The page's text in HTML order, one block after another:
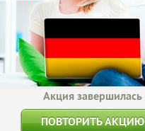
Акция завершилась
ПОВТОРИТЬ АКЦИЮ